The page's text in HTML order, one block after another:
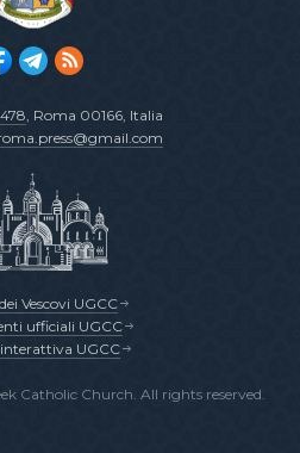
, Roma 00166, Italia
Vescovi UGCC
ufficiali UGCC
UGCC
Catholic Church. All rights reserved.